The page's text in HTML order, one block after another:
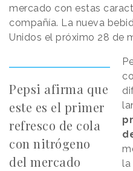
mercado con estas
compañía. La nueva
Unidos el próximo 28 de
Pepsi afirma que
este es el primer
refresco de cola
con nitrógeno
del mercado
la